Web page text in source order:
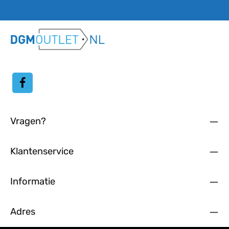
algemene voorwaardenhebt geaccepteerd.
Vragen?
Klantenservice
Informatie
Adres